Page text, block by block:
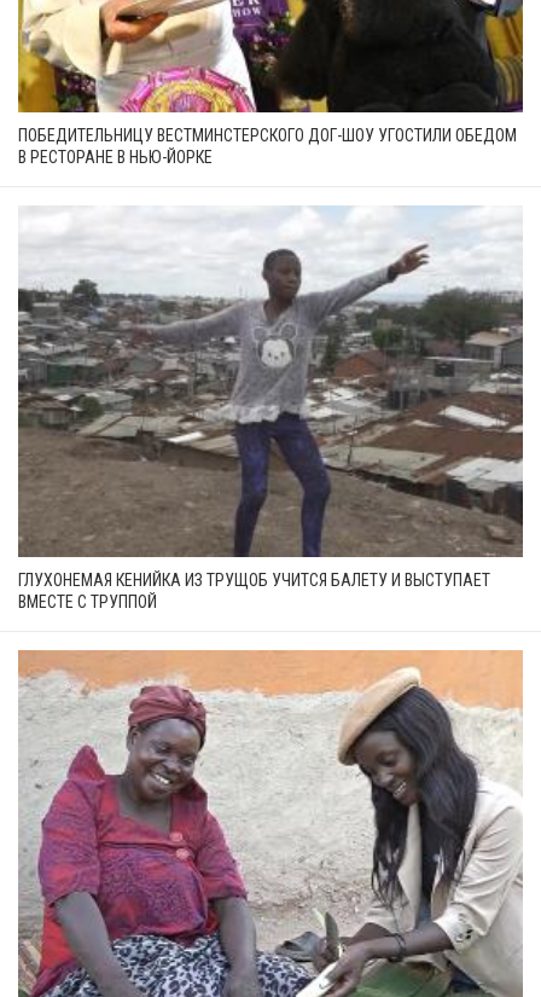
ПОБЕДИТЕЛЬНИЦУ ВЕСТМИНСТЕРСКОГО ДОГ-ШОУ УГОСТИЛИ ОБЕДОМ
В РЕСТОРАНЕ В НЬЮ-ЙОРКЕ
ГЛУХОНЕМАЯ КЕНИЙКА ИЗ ТРУЩОБ УЧИТСЯ БАЛЕТУ И ВЫСТУПАЕТ
ВМЕСТЕ С ТРУППОЙ